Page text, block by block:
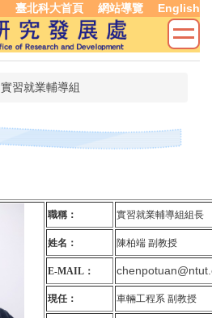
臺北科大首頁 網站導覽 English
實習就業輔導組
職稱： 實習就業輔導組組長
姓名： 陳柏端 副教授
E-MAIL：
現任： 車輛工程系 副教授